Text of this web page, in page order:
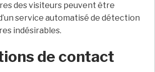
des visiteurs peuvent être
service automatisé de détection
indésirables.
de contact